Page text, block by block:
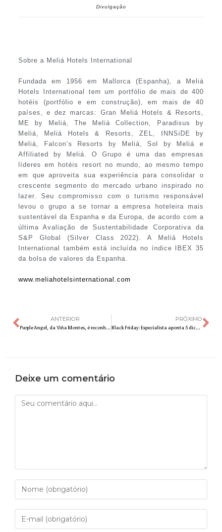
Divulgação
Sobre a Meliá Hotels International
Fundada em 1956 em Mallorca (Espanha), a Meliá
Hotels International tem um portfólio de mais de 400
hotéis (portfólio e em construção), em mais de 40
países, e dez marcas: Gran Meliá Hotels & Resorts,
ME by Meliá, The Meliá Collection, Paradisus by
Meliá, Meliá Hotels & Resorts, ZEL, INNSiDE by
Meliá, Falcon’s Resorts by Meliá, Sol by Meliá e
Affiliated by Meliá. O Grupo é uma das empresas
líderes em hotéis resort no mundo, ao mesmo tempo
em que aproveita sua experiência para consolidar o
crescente segmento do mercado urbano inspirado no
lazer. Seu compromisso com o turismo responsável
levou o grupo a se tornar a empresa hoteleira mais
sustentável da Espanha e da Europa, de acordo com a
última Avaliação de Sustentabilidade Corporativa da
S&P Global (Silver Class 2022). A Meliá Hotels
International também está incluída no índice IBEX 35
da bolsa de valores da Espanha.
www.meliahotelsinternational.com
ANTERIOR
Purple Angel, da Viña Montes, é reconhecido como um dos 100 melhores vinhos do mundo
PRÓXIMO
Black Friday: Especialista aponta 5 dicas sobre como aproveitar as promoções e evitar fraudes on-line
Deixe um comentário